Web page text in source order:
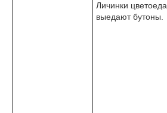
Личинки цветоеда
выедают бутоны.